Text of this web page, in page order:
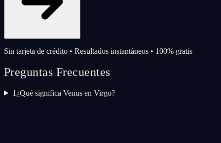
Sin tarjeta de crédito • Resultados instantáneos • 100% gratis
Preguntas Frecuentes
1 ¿Qué significa Venus en Virgo?